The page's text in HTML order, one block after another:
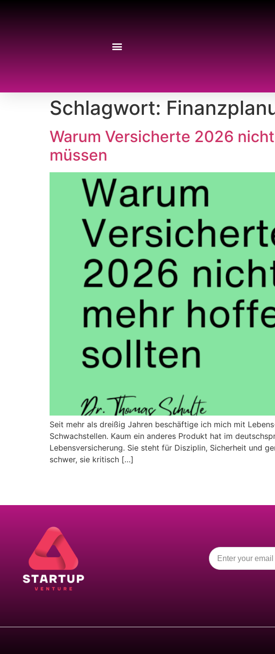
Schlagwort:
Warum Versicherte 2026
müssen
Seit mehr als dreißig Jahren beschäftige ich mich mit
Schwachstellen. Kaum ein anderes Produkt hat im
Lebensversicherung. Sie steht für Disziplin, Sicherheit und
schwer, sie kritisch […]